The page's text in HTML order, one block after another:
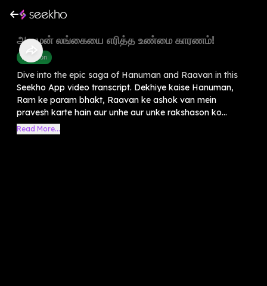
அனுமன் லங்கையை எரித்த உண்மை காரணம்!
Devotion
Dive into the epic saga of Hanuman and Raavan in this
Seekho App video transcript. Dekhiye kaise Hanuman,
Ram ke param bhakt, Raavan ke ashok van mein
pravesh karte hain aur unhe aur unke rakshason ko...
Read More...